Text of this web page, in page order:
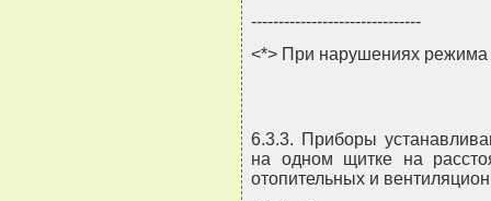
-------------------------------
<*> При нарушениях
6.3.3. Приборы
на одном щитке на
отопительных и